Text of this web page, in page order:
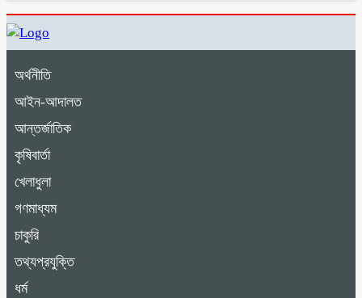
অর্থনীতি
আইন-আদালত
আন্তর্জাতিক
কৃষিবার্তা
খেলাধুলা
গণমাধ্যম
চাকুরি
তথ্যপ্রযুক্তি
ধর্ম